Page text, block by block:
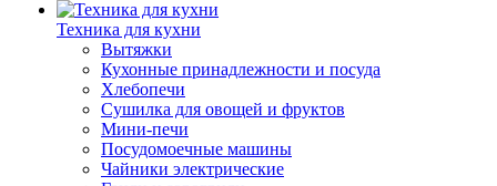
Техника для кухни
Вытяжки
Кухонные принадлежности и посуда
Хлебопечи
Сушилка для овощей и фруктов
Мини-печи
Посудомоечные машины
Чайники электрические